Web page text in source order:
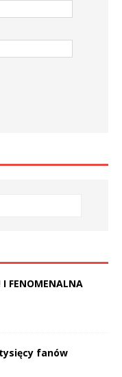
FENOMENALNA
fanów